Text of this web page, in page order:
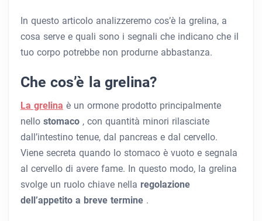
In questo articolo analizzeremo cos’è la grelina, a
cosa serve e quali sono i segnali che indicano che il
tuo corpo potrebbe non produrne abbastanza.
Che cos’è la grelina?
La grelina è un ormone prodotto principalmente
nello stomaco , con quantità minori rilasciate
dall’intestino tenue, dal pancreas e dal cervello.
Viene secreta quando lo stomaco è vuoto e segnala
al cervello di avere fame. In questo modo, la grelina
svolge un ruolo chiave nella regolazione
dell’appetito a breve termine .